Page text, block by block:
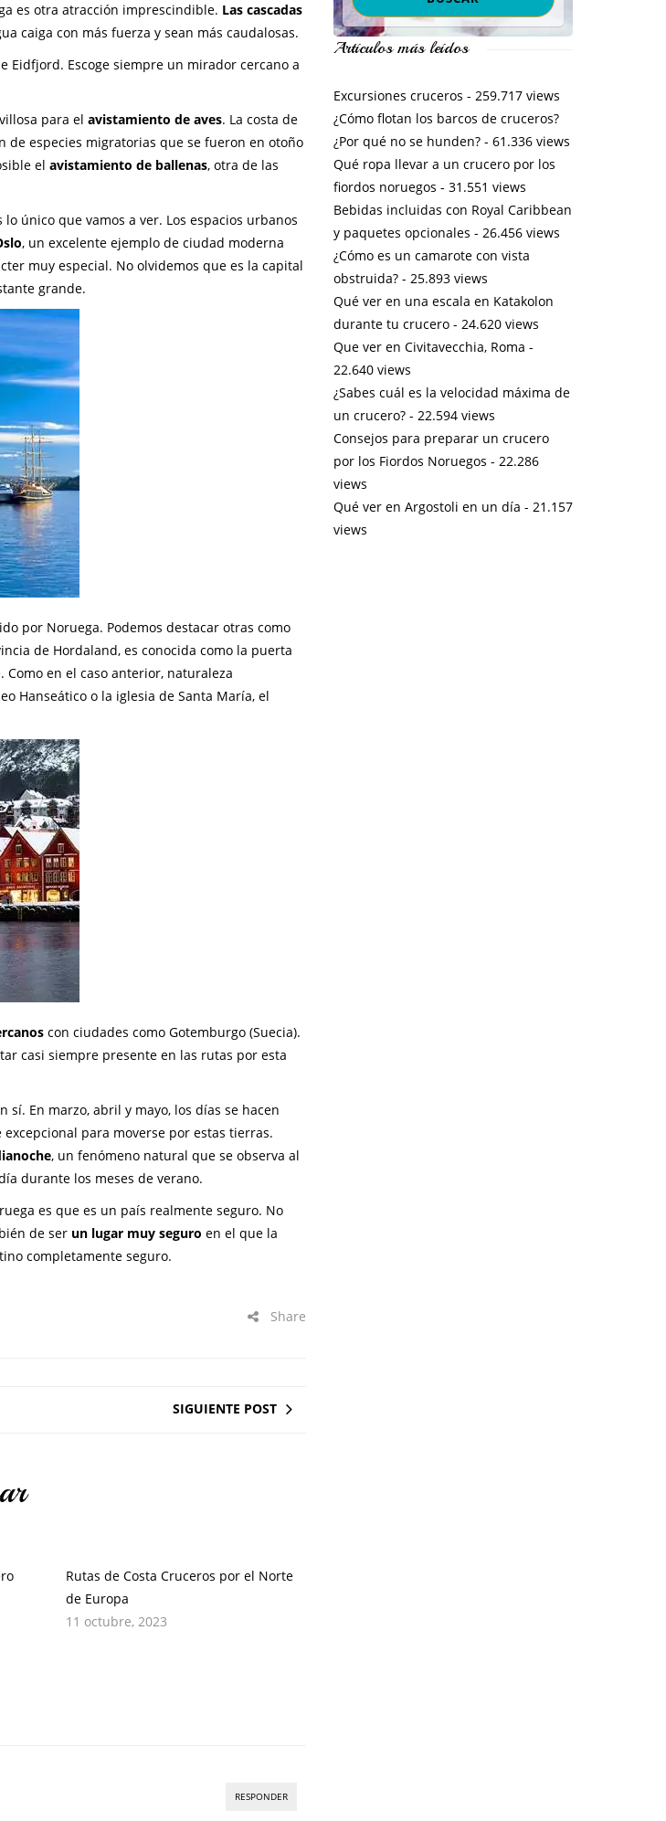
es otra atracción imprescindible. Las cascadas
caiga con más fuerza y sean más caudalosas.
Eidfjord. Escoge siempre un mirador cercano a
para el avistamiento de aves. La costa de
de especies migratorias que se fueron en otoño
el avistamiento de ballenas, otra de las
único que vamos a ver. Los espacios urbanos
, un excelente ejemplo de ciudad moderna
muy especial. No olvidemos que es la capital
grande.
por Noruega. Podemos destacar otras como
de Hordaland, es conocida como la puerta
en el caso anterior, naturaleza
Hanseático o la iglesia de Santa María, el
con ciudades como Gotemburgo (Suecia).
casi siempre presente en las rutas por esta
sí. En marzo, abril y mayo, los días se hacen
para moverse por estas tierras.
, un fenómeno natural que se observa al
durante los meses de verano.
es que es un país realmente seguro. No
de ser un lugar muy seguro en el que la
completamente seguro.
Share
SIGUIENTE POST
Rutas de Costa Cruceros por el Norte
de Europa
11 octubre, 2023
RESPONDER
Artículos más leídos
Excursiones cruceros - 259.717 views
¿Cómo flotan los barcos de cruceros?
¿Por qué no se hunden?- 61.336 views
Qué ropa llevar a un crucero por los
fiordos noruegos - 31.551 views
Bebidas incluidas con Royal Caribbean
y paquetes opcionales - 26.456 views
¿Cómo es un camarote con vista
obstruida?- 25.893 views
Qué ver en una escala en Katakolon
durante tu crucero- 24.620 views
Que ver en Civitavecchia, Roma -
22.640 views
¿Sabes cuál es la velocidad máxima de
un crucero?- 22.594 views
Consejos para preparar un crucero
por los Fiordos Noruegos - 22.286
views
Qué ver en Argostoli en un día - 21.157
views